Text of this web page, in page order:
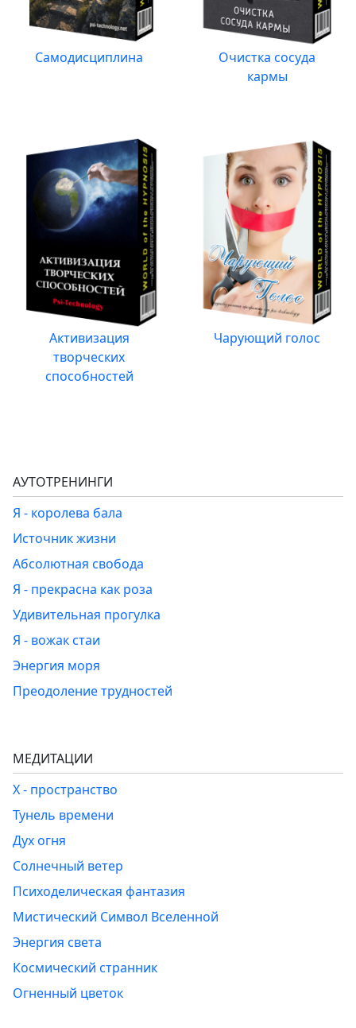
Самодисциплина
Очистка сосуда
кармы
Активизация
творческих
способностей
Чарующий голос
АУТОТРЕНИНГИ
Я - королева бала
Источник жизни
Абсолютная свобода
Я - прекрасна как роза
Удивительная прогулка
Я - вожак стаи
Энергия моря
Преодоление трудностей
МЕДИТАЦИИ
Х - пространство
Тунель времени
Дух огня
Солнечный ветер
Психоделическая фантазия
Мистический Символ Вселенной
Энергия света
Космический странник
Огненный цветок